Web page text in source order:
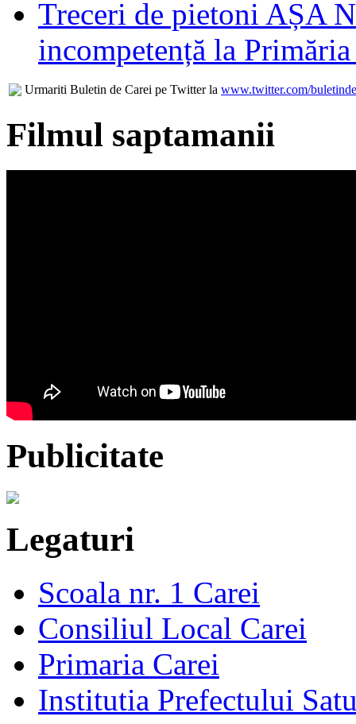
Treceri de pietoni AȘA
incompetență la
Urmariti Buletin de Carei pe Twitter la www.twitter.com/
Filmul saptamanii
Publicitate
Legaturi
Scoala nr. 1 Carei
Consiliul Local Carei
Primaria Carei
Institutia Prefectului